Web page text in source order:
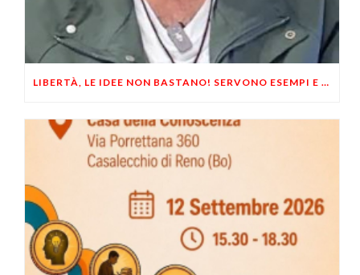
LIBERTÀ, LE IDEE NON BASTANO! SERVONO ESEMPI E UN PO’ DI COERENZA